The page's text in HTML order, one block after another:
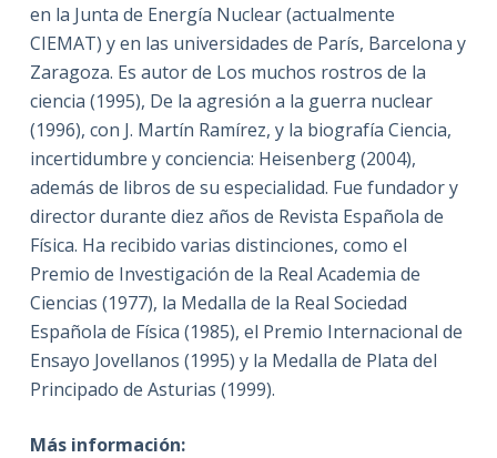
en la Junta de Energía Nuclear (actualmente
CIEMAT) y en las universidades de París, Barcelona y
Zaragoza. Es autor de Los muchos rostros de la
ciencia (1995), De la agresión a la guerra nuclear
(1996), con J. Martín Ramírez, y la biografía Ciencia,
incertidumbre y conciencia: Heisenberg (2004),
además de libros de su especialidad. Fue fundador y
director durante diez años de Revista Española de
Física. Ha recibido varias distinciones, como el
Premio de Investigación de la Real Academia de
Ciencias (1977), la Medalla de la Real Sociedad
Española de Física (1985), el Premio Internacional de
Ensayo Jovellanos (1995) y la Medalla de Plata del
Principado de Asturias (1999).
Más información: